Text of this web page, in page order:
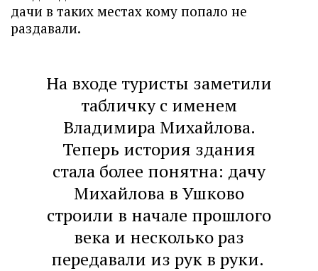
дачи в таких местах кому попало не
раздавали.
На входе туристы заметили
табличку с именем
Владимира Михайлова.
Теперь история здания
стала более понятна: дачу
Михайлова в Ушково
строили в начале прошлого
века и несколько раз
передавали из рук в руки.